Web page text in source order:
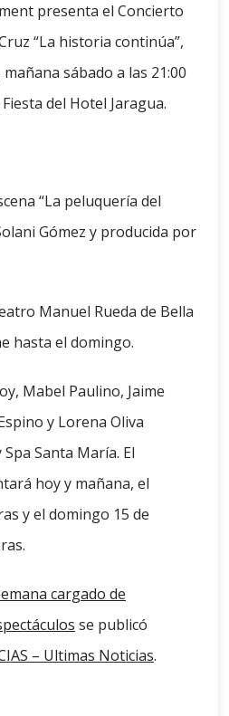
presenta el Concierto
“La historia continúa”,
sábado a las 21:00
del Hotel Jaragua.
“La peluquería del
Gómez y producida por
Manuel Rueda de Bella
hasta el domingo.
Mabel Paulino, Jaime
y Lorena Oliva
Santa María. El
hoy y mañana, el
y el domingo 15 de
cargado de
se publicó
– Ultimas Noticias.